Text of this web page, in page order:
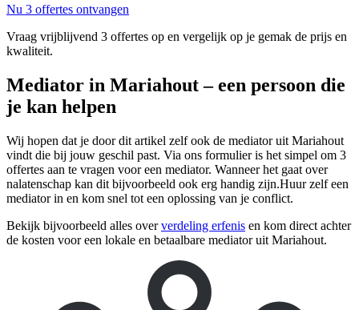
Nu 3 offertes ontvangen
Vraag vrijblijvend 3 offertes op en vergelijk op je gemak de prijs en
kwaliteit.
Mediator in Mariahout – een persoon die
je kan helpen
Wij hopen dat je door dit artikel zelf ook de mediator uit Mariahout
vindt die bij jouw geschil past. Via ons formulier is het simpel om 3
offertes aan te vragen voor een mediator. Wanneer het gaat over
nalatenschap kan dit bijvoorbeeld ook erg handig zijn.Huur zelf een
mediator in en kom snel tot een oplossing van je conflict.
Bekijk bijvoorbeeld alles oververdeling erfenis en kom direct achter
de kosten voor een lokale en betaalbare mediator uit Mariahout.